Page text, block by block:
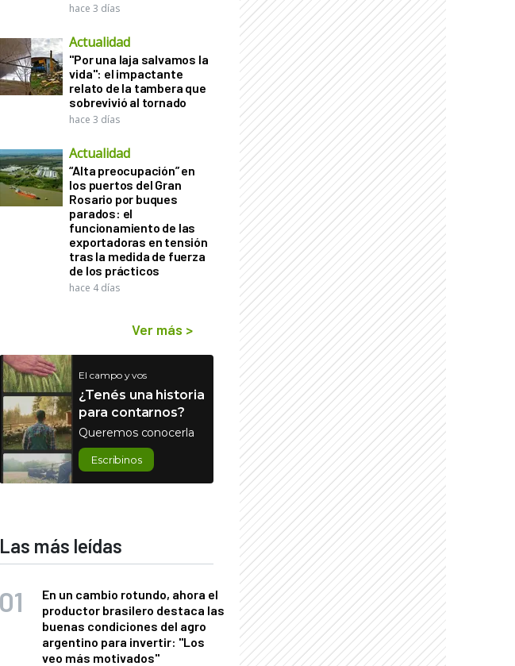
hace 3 días
Actualidad
"Por una laja salvamos la
vida": el impactante
relato de la tambera que
sobrevivió al tornado
hace 3 días
Actualidad
“Alta preocupación” en
los puertos del Gran
Rosario por buques
parados: el
funcionamiento de las
exportadoras en tensión
tras la medida de fuerza
de los prácticos
hace 4 días
Ver más >
El campo y vos
¿Tenés una historia
para contarnos?
Queremos conocerla
Escribinos
Las más leídas
En un cambio rotundo, ahora el
productor brasilero destaca las
buenas condiciones del agro
argentino para invertir: "Los
veo más motivados"